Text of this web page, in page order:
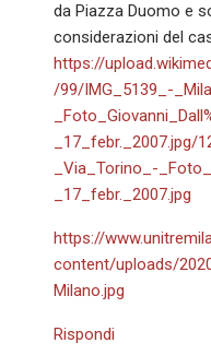
da Piazza Duomo e
considerazioni del
https://
/99/IMG_5139_-
_17_febr._2007.jpg/
_Via_Torino_-
_17_febr._2007.jpg
https://
content/uploads/
Milano.jpg
Rispondi